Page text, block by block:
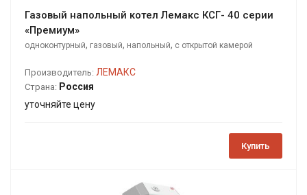
Газовый напольный котел Лемакс КСГ- 40 серии
«Премиум»
одноконтурный, газовый, напольный, с открытой камерой
Производитель: ЛЕМАКС
Страна: Россия
уточняйте цену
Купить